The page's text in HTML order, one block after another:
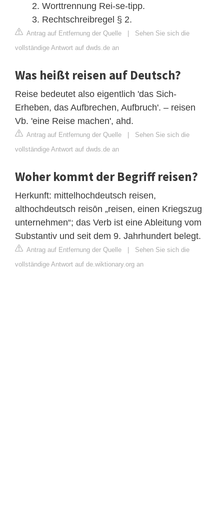
Worttrennung Rei-se-tipp.
Rechtschreibregel § 2.
Antrag auf Entfernung der Quelle | Sehen Sie sich die
vollständige Antwort auf dwds.de an
Was heißt reisen auf Deutsch?
Reise bedeutet also eigentlich 'das Sich-
Erheben, das Aufbrechen, Aufbruch'. – reisen
Vb. 'eine Reise machen', ahd.
Antrag auf Entfernung der Quelle | Sehen Sie sich die
vollständige Antwort auf dwds.de an
Woher kommt der Begriff reisen?
Herkunft: mittelhochdeutsch reisen,
althochdeutsch reisōn „reisen, einen Kriegszug
unternehmen“; das Verb ist eine Ableitung vom
Substantiv und seit dem 9. Jahrhundert belegt.
Antrag auf Entfernung der Quelle | Sehen Sie sich die
vollständige Antwort auf de.wiktionary.org an